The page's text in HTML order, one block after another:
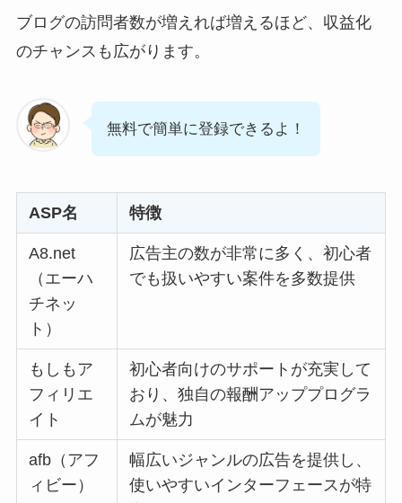
ブログの訪問者数が増えれば増えるほど、収益化
のチャンスも広がります。
無料で簡単に登録できるよ！
ASP名 特徴
A8.net
（エーハ
チネッ
ト）
広告主の数が非常に多く、初心者
でも扱いやすい案件を多数提供
もしもア
フィリエ
イト
初心者向けのサポートが充実して
おり、独自の報酬アッププログラ
ムが魅力
afb（アフ
ィビー）
幅広いジャンルの広告を提供し、
使いやすいインターフェースが特